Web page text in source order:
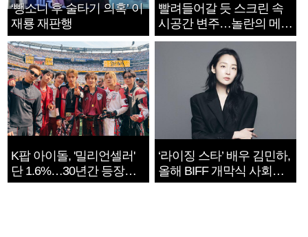
‘뺑소니 후 술타기 의혹’ 이
재룡 재판행
빨려들어갈 듯 스크린 속
시공간 변주…놀란의 메시
지는 ‘전쟁 속죄’
K팝 아이돌, '밀리언셀러'
단 1.6%…30년간 등장
1182개팀 전수조사
‘라이징 스타’ 배우 김민하,
올해 BIFF 개막식 사회자
확정